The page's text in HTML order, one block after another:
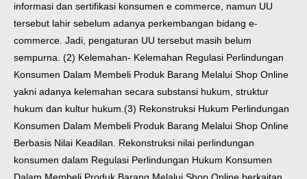
informasi dan sertifikasi konsumen e commerce, namun UU
tersebut lahir sebelum adanya perkembangan bidang e-
commerce. Jadi, pengaturan UU tersebut masih belum
sempurna. (2) Kelemahan- Kelemahan Regulasi Perlindungan
Konsumen Dalam Membeli Produk Barang Melalui Shop Online
yakni adanya kelemahan secara substansi hukum, struktur
hukum dan kultur hukum.(3) Rekonstruksi Hukum Perlindungan
Konsumen Dalam Membeli Produk Barang Melalui Shop Online
Berbasis Nilai Keadilan. Rekonstruksi nilai perlindungan
konsumen dalam Regulasi Perlindungan Hukum Konsumen